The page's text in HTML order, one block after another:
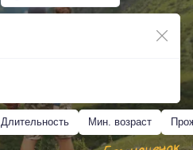
Длительность Мин. возраст